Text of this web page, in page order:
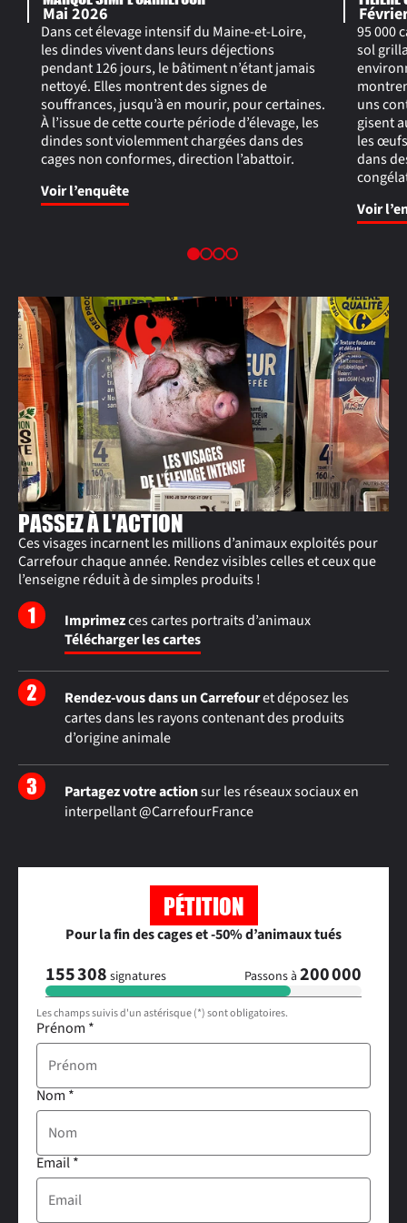
Mai 2026
Dans cet élevage intensif du Maine-et-Loire,
les dindes vivent dans leurs déjections
pendant 126 jours, le bâtiment n’étant jamais
nettoyé. Elles montrent des signes de
souffrances, jusqu’à en mourir, pour certaines.
À l’issue de cette courte période d’élevage, les
dindes sont violemment chargées dans des
cages non conformes, direction l’abattoir.
Voir l’enquête
95 000
sol
uns
gisent
les
dans
Voir
PASSEZ À L'ACTION
Ces visages incarnent les millions d’animaux exploités pour
Carrefour chaque année. Rendez visibles celles et ceux que
l’enseigne réduit à de simples produits !
Imprimezces cartes portraits d’animaux
Télécharger les cartes
Rendez-vous dans un Carrefouret déposez les
cartes dans les rayons contenant des produits
d’origine animale
Partagez votre actionsur les réseaux sociaux en
interpellant @CarrefourFrance
PÉTITION
Pour la fin des cages et -50% d’animaux tués
155 308 signatures Passons à 200 000
Les champs suivis d'un astérisque (*) sont obligatoires.
Prénom *
Nom *
Email*